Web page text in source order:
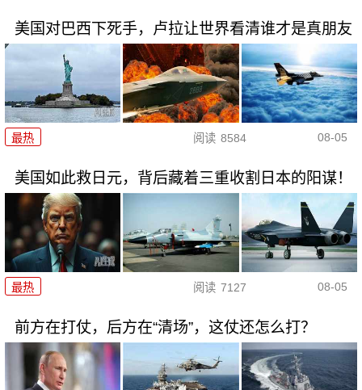
美国对巴西下死手，卢拉让世界看清谁才是真朋友
最热 阅读 8584 08-05
美国如此救日元，背后藏着三重收割日本的阳谋！
最热 阅读 7127 08-05
前方在打仗，后方在“清场”，这仗还怎么打？